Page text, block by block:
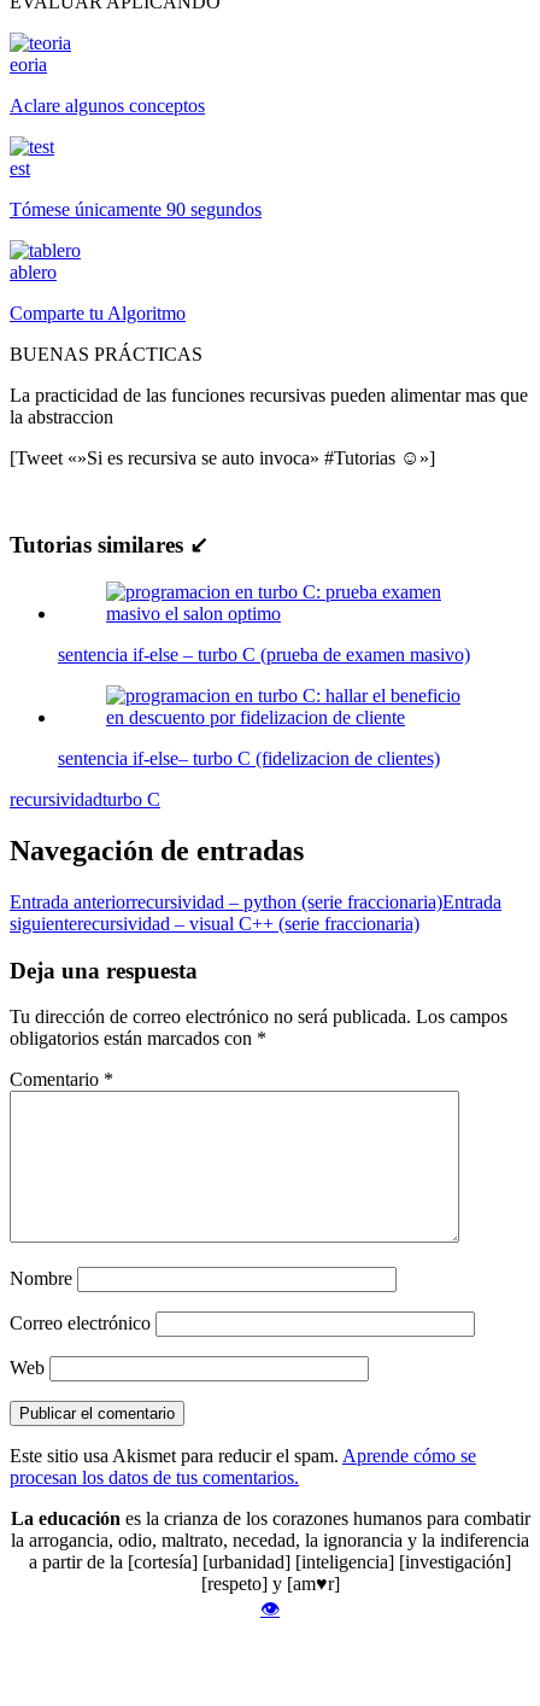
eoria
Aclare algunos conceptos
est
Tómese únicamente 90 segundos
ablero
Comparte tu Algoritmo
BUENAS PRÁCTICAS
La practicidad de las funciones recursivas pueden alimentar mas que
la abstraccion
[Tweet «»Si es recursiva se auto invoca» #Tutorias ☺»]
Tutorias similares ↙
sentencia if-else – turbo C (prueba de examen masivo)
sentencia if-else– turbo C (fidelizacion de clientes)
recursividadturbo C
Navegación de entradas
Entrada anteriorrecursividad – python (serie fraccionaria)Entrada
siguienterecursividad – visual C++ (serie fraccionaria)
Deja una respuesta
Tu dirección de correo electrónico no será publicada. Los campos
obligatorios están marcados con *
Comentario *
Nombre
Correo electrónico
Web
Este sitio usa Akismet para reducir el spam. Aprende cómo se
procesan los datos de tus comentarios.
La educaciónes la crianza de los corazones humanos para combatir
la arrogancia, odio, maltrato, necedad, la ignorancia y la indiferencia
a partir de la [cortesía] [urbanidad] [inteligencia] [investigación]
[respeto] y [am♥r]
👁